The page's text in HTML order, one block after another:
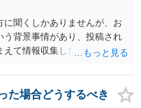
聞くしかありませんが、お
う背景事情があり、投稿され
えて情報収集した結果、この
で「答え合わせ」になって
の動きについても、相手方次
た場合どうするべき